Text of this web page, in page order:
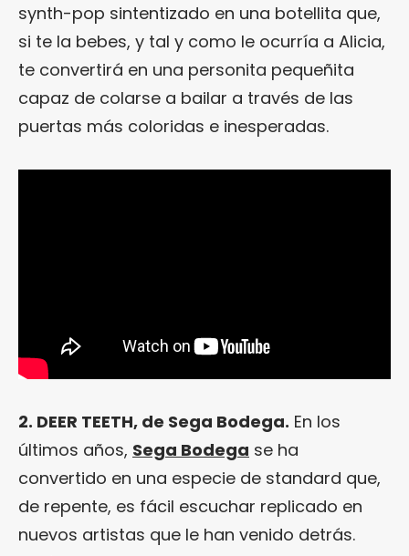
synth-pop sintentizado en una botellita que,
si te la bebes, y tal y como le ocurría a Alicia,
te convertirá en una personita pequeñita
capaz de colarse a bailar a través de las
puertas más coloridas e inesperadas.
2. DEER TEETH, de Sega Bodega. En los
últimos años, Sega Bodega se ha
convertido en una especie de standard que,
de repente, es fácil escuchar replicado en
nuevos artistas que le han venido detrás.